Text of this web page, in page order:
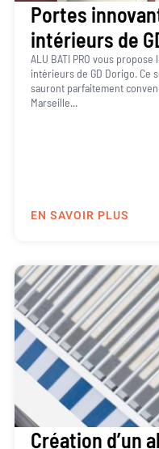
Portes
intérieurs de
ALU BATI PRO vous
intérieurs de GD Dorigo. Ce
sauront parfaitement
Marseille...
EN SAVOIR PLUS
Création d’un